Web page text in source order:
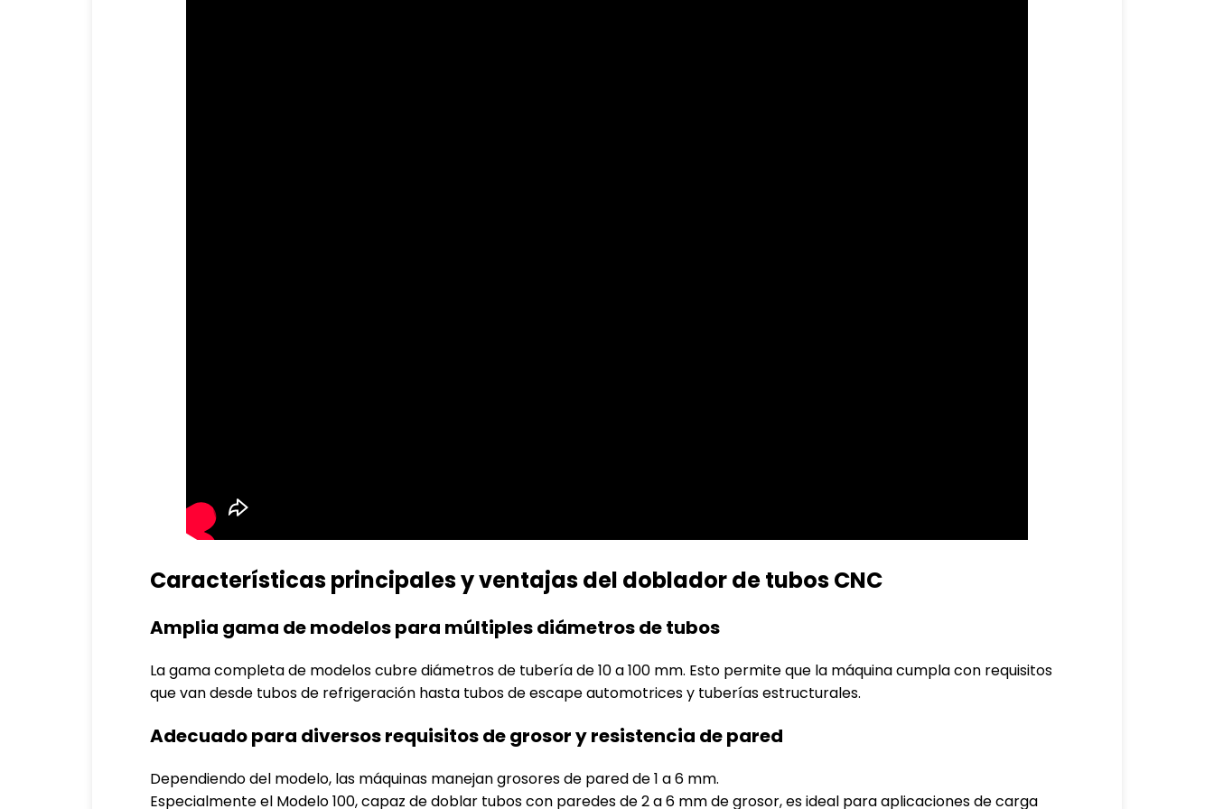
Características principales y ventajas del doblador de tubos CNC
Amplia gama de modelos para múltiples diámetros de tubos
La gama completa de modelos cubre diámetros de tubería de 10 a 100 mm. Esto permite que la máquina cumpla con requisitos
que van desde tubos de refrigeración hasta tubos de escape automotrices y tuberías estructurales.
Adecuado para diversos requisitos de grosor y resistencia de pared
Dependiendo del modelo, las máquinas manejan grosores de pared de 1 a 6 mm.
Especialmente el Modelo 100, capaz de doblar tubos con paredes de 2 a 6 mm de grosor, es ideal para aplicaciones de carga